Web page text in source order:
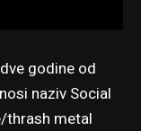
godine od
naziv Social
thrash metal